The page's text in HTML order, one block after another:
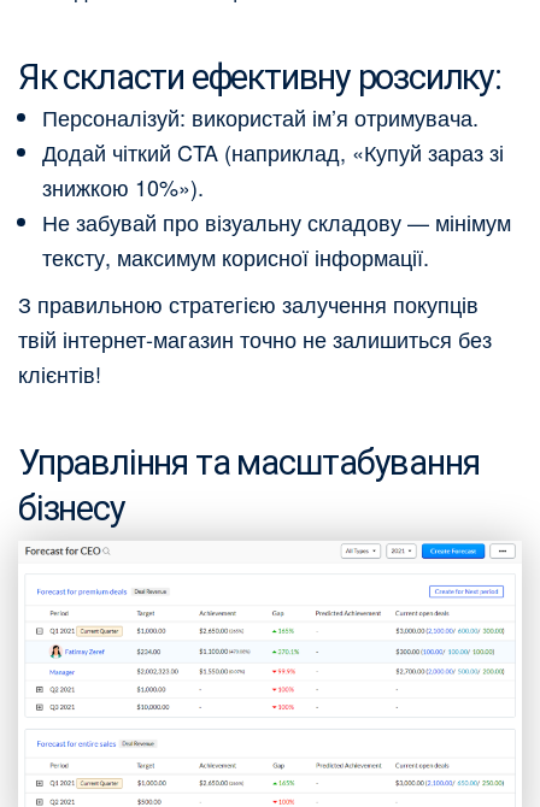
Як скласти ефективну розсилку:
Персоналізуй: використай ім’я отримувача.
Додай чіткий CTA (наприклад, «Купуй зараз зі
знижкою 10%»).
Не забувай про візуальну складову — мінімум
тексту, максимум корисної інформації.
З правильною стратегією залучення покупців
твій інтернет-магазин точно не залишиться без
клієнтів!
Управління та масштабування
бізнесу